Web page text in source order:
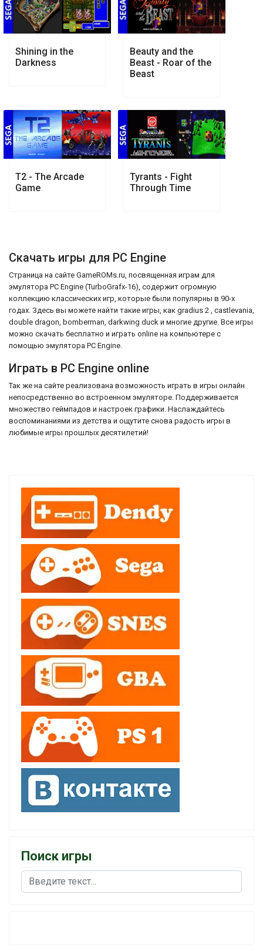
Shining in the
Darkness
Beauty and the
Beast - Roar of the
Beast
T2 - The Arcade
Game
Tyrants - Fight
Through Time
Скачать игры для PC Engine
Страница на сайте GameROMs.ru, посвященная играм для
эмулятора PC Engine (TurboGrafx-16), содержит огромную
коллекцию классических игр, которые были популярны в 90-х
годах. Здесь вы можете найти такие игры, как gradius 2 , castlevania,
double dragon, bomberman, darkwing duck и многие другие. Все игры
можно скачать бесплатно и играть online на компьютере с
помощью эмулятора PC Engine.
Играть в PC Engine online
Так же на сайте реализована возможность играть в игры онлайн
непосредственно во встроенном эмуляторе. Поддерживается
множество геймпадов и настроек графики. Наслаждайтесь
воспоминаниями из детства и ощутите снова радость игры в
любимые игры прошлых десятилетий!
Поиск игры
Поиск